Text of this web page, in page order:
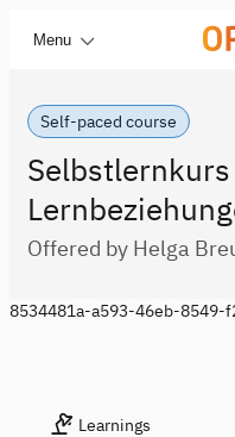
Menu
Self-paced course
Offered by Helga
8534481a-a593-46eb-8549-
Learnings